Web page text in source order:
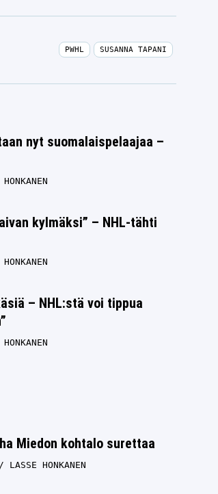
PWHL SUSANNA TAPANI
nyt suomalaispelaajaa –
kylmäksi” – NHL-tähti
– NHL:stä voi tippua
Miedon kohtalo surettaa
LASSE HONKANEN